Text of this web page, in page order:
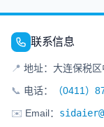
联系信息
📍 地址：大连保税
📞 电话：
（0411）
✉️ Email：